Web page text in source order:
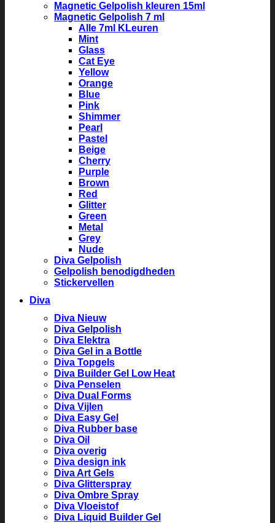
Magnetic Gelpolish kleuren 15ml
Magnetic Gelpolish 7 ml
Alle 7ml KLeuren
Mint
Glass
Cat Eye
Yellow
Orange
Blue
Pink
Shimmer
Pearl
Pastel
Beige
Cherry
Purple
Brown
Red
Glitter
Green
Metal
Grey
Nude
Diva Gelpolish
Gelpolish benodigdheden
Stickervellen
Diva
Diva Nieuw
Diva Gelpolish
Diva Elektra
Diva Gel in a Bottle
Diva Topgels
Diva Builder Gel Low Heat
Diva Penselen
Diva Dual Forms
Diva Vijlen
Diva Easy Gel
Diva Rubber base
Diva Oil
Diva overig
Diva design ink
Diva Art Gels
Diva Glitterspray
Diva Ombre Spray
Diva Vloeistof
Diva Liquid Builder Gel